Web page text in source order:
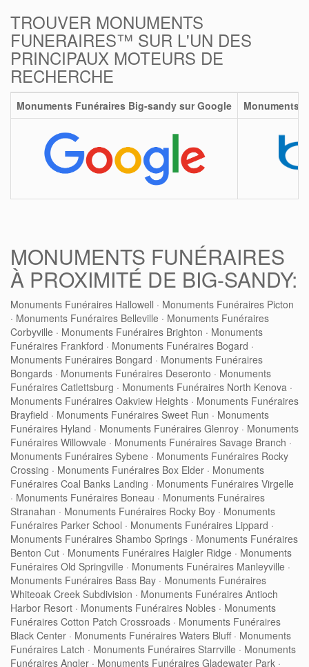
TROUVER MONUMENTS
FUNERAIRES™ SUR L'UN DES
PRINCIPAUX MOTEURS DE
RECHERCHE
Monuments Funéraires Big-sandy sur Google Monuments
MONUMENTS FUNÉRAIRES
À PROXIMITÉ DE BIG-SANDY:
Monuments Funéraires Hallowell · Monuments Funéraires Picton
· Monuments Funéraires Belleville · Monuments Funéraires
Corbyville · Monuments Funéraires Brighton · Monuments
Funéraires Frankford · Monuments Funéraires Bogard ·
Monuments Funéraires Bongard · Monuments Funéraires
Bongards · Monuments Funéraires Deseronto · Monuments
Funéraires Catlettsburg · Monuments Funéraires North Kenova ·
Monuments Funéraires Oakview Heights · Monuments Funéraires
Brayfield · Monuments Funéraires Sweet Run · Monuments
Funéraires Hyland · Monuments Funéraires Glenroy · Monuments
Funéraires Willowvale · Monuments Funéraires Savage Branch ·
Monuments Funéraires Sybene · Monuments Funéraires Rocky
Crossing · Monuments Funéraires Box Elder · Monuments
Funéraires Coal Banks Landing · Monuments Funéraires Virgelle
· Monuments Funéraires Boneau · Monuments Funéraires
Stranahan · Monuments Funéraires Rocky Boy · Monuments
Funéraires Parker School · Monuments Funéraires Lippard ·
Monuments Funéraires Shambo Springs · Monuments Funéraires
Benton Cut · Monuments Funéraires Haigler Ridge · Monuments
Funéraires Old Springville · Monuments Funéraires Manleyville ·
Monuments Funéraires Bass Bay · Monuments Funéraires
Whiteoak Creek Subdivision · Monuments Funéraires Antioch
Harbor Resort · Monuments Funéraires Nobles · Monuments
Funéraires Cotton Patch Crossroads · Monuments Funéraires
Black Center · Monuments Funéraires Waters Bluff· Monuments
Funéraires Latch · Monuments Funéraires Starrville · Monuments
Funéraires Angler · Monuments Funéraires Gladewater Park ·